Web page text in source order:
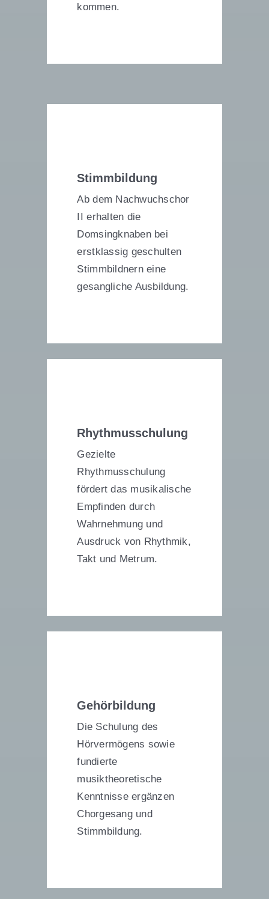
kommen.
Stimmbildung
Ab dem Nachwuchschor
II erhalten die
Domsingknaben bei
erstklassig geschulten
Stimmbildnern eine
gesangliche Ausbildung.
Rhythmusschulung
Gezielte
Rhythmusschulung
fördert das musikalische
Empfinden durch
Wahrnehmung und
Ausdruck von Rhythmik,
Takt und Metrum.
Gehörbildung
Die Schulung des
Hörvermögens sowie
fundierte
musiktheoretische
Kenntnisse ergänzen
Chorgesang und
Stimmbildung.